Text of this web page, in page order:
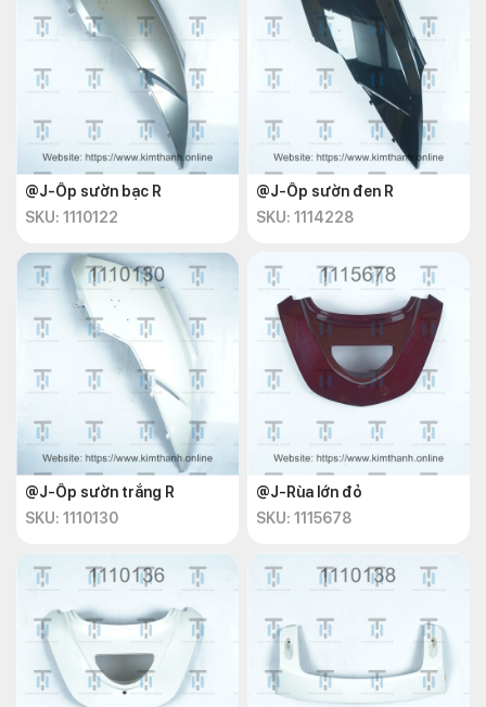
@J-Ốp sườn bạc R
SKU: 1110122
@J-Ốp sườn đen R
SKU: 1114228
@J-Ốp sườn trắng R
SKU: 1110130
@J-Rùa lớn đỏ
SKU: 1115678